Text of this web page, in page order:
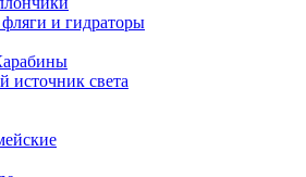
и гидраторы
источник света